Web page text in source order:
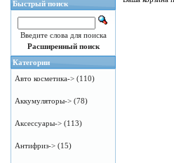
Быстрый поиск
Введите слова для поиска
Расширенный поиск
Категории
Авто косметика-> (110)
Аккумуляторы-> (78)
Аксессуары-> (113)
Антифриз-> (15)